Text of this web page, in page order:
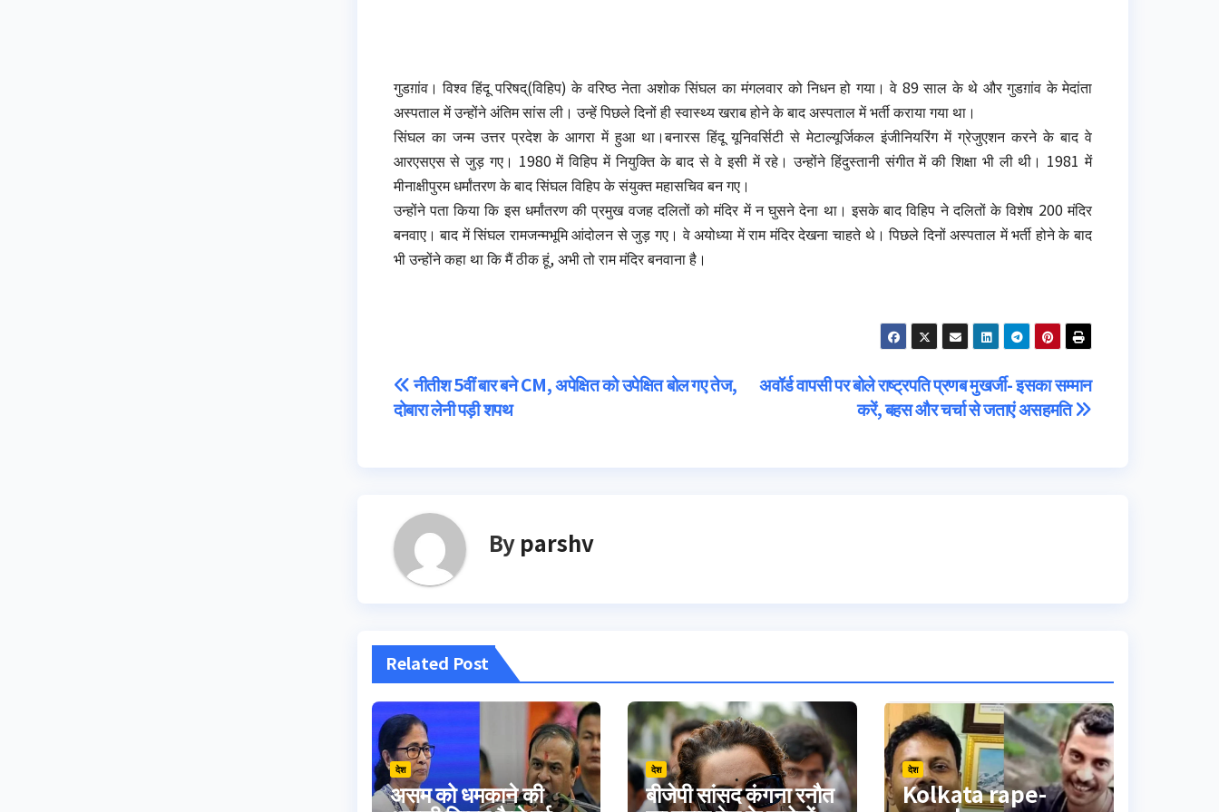
गुडग़ांव। विश्व हिंदू परिषद्(विहिप) के वरिष्ठ नेता अशोक सिंघल का मंगलवार को निधन हो गया। वे 89 साल के थे और गुडग़ांव के मेदांता
अस्पताल में उन्होंने अंतिम सांस ली। उन्हें पिछले दिनों ही स्वास्थ्य खराब होने के बाद अस्पताल में भर्ती कराया गया था।
सिंघल का जन्म उत्तर प्रदेश के आगरा में हुआ था।बनारस हिंदू यूनिवर्सिटी से मेटाल्यूर्जिकल इंजीनियरिंग में ग्रेजुएशन करने के बाद वे
आरएसएस से जुड़ गए। 1980 में विहिप में नियुक्ति के बाद से वे इसी में रहे। उन्होंने हिंदुस्तानी संगीत में की शिक्षा भी ली थी। 1981 में
मीनाक्षीपुरम धर्मांतरण के बाद सिंघल विहिप के संयुक्त महासचिव बन गए।
उन्होंने पता किया कि इस धर्मांतरण की प्रमुख वजह दलितों को मंदिर में न घुसने देना था। इसके बाद विहिप ने दलितों के विशेष 200 मंदिर
बनवाए। बाद में सिंघल रामजन्मभूमि आंदोलन से जुड़ गए। वे अयोध्या में राम मंदिर देखना चाहते थे। पिछले दिनों अस्पताल में भर्ती होने के बाद
भी उन्होंने कहा था कि मैं ठीक हूं, अभी तो राम मंदिर बनवाना है।
Post
navigation
अवॉर्ड वापसी पर बोले राष्ट्रपति प्रणब मुखर्जी- इसका सम्मान
करें, बहस और चर्चा से जताएं असहमति
नीतीश 5वीं बार बने CM, अपेक्षित को उपेक्षित बोल गए तेज,
दोबारा लेनी पड़ी शपथ
By parshv
Related Post
देश
असम को धमकाने की
देश
बीजेपी सांसद कंगना रनौत
देश
Kolkata rape-